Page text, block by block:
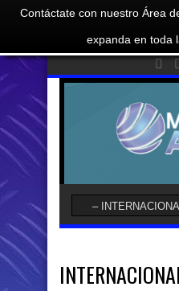
Contáctate con nuestro Área
expanda en toda